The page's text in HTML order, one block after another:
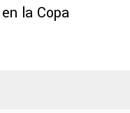
la Copa